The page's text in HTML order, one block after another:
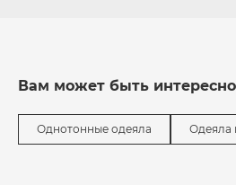
Вам может быть интересно
Однотонные одеяла Одеяла